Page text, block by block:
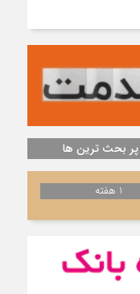
پر بحث ترین ها
1 هفته